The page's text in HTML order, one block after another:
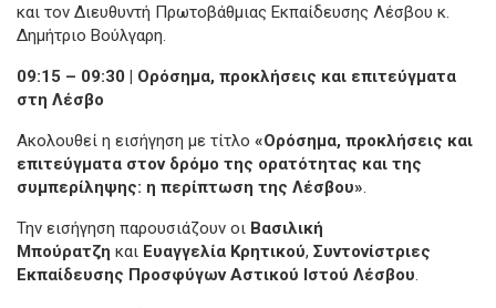
και τον Διευθυντή Πρωτοβάθμιας Εκπαίδευσης Λέσβου κ.
Δημήτριο Βούλγαρη.
09:15 – 09:30 | Ορόσημα, προκλήσεις και επιτεύγματα
στη Λέσβο
Ακολουθεί η εισήγηση με τίτλο «Ορόσημα, προκλήσεις και
επιτεύγματα στον δρόμο της ορατότητας και της
συμπερίληψης: η περίπτωση της Λέσβου»
Την εισήγηση παρουσιάζουν οι Βασιλική
Μπούρατζη και Ευαγγελία Κρητικού, Συντονίστριες
Εκπαίδευσης Προσφύγων Αστικού Ιστού Λέσβου